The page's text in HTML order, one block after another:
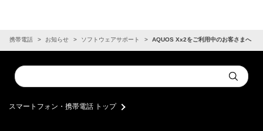
・携帯電話 お知らせ ソフトウェアサポート AQUOS Xx2をご利用中のお客さまへ
Conduct
a
Submit
スマートフォン・携帯電話 トップ